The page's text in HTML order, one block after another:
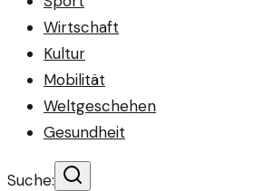
Wirtschaft
Kultur
Mobilität
Weltgeschehen
Gesundheit
Suche: